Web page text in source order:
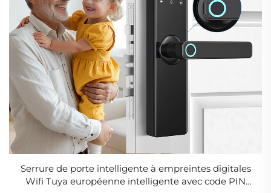
Serrure de porte intelligente à empreintes digitales
Wifi Tuya européenne intelligente avec code PIN